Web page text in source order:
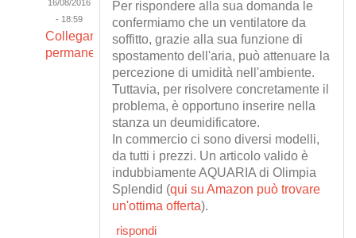
16/08/2016
- 18:59
Collegamento
permanente
Per rispondere alla sua domanda le
confermiamo che un ventilatore da
soffitto, grazie alla sua funzione di
spostamento dell'aria, può attenuare la
percezione di umidità nell'ambiente.
Tuttavia, per risolvere concretamente il
problema, è opportuno inserire nella
stanza un deumidificatore.
In commercio ci sono diversi modelli,
da tutti i prezzi. Un articolo valido è
indubbiamente AQUARIA di Olimpia
Splendid (qui su Amazon può trovare
un'ottima offerta).
rispondi